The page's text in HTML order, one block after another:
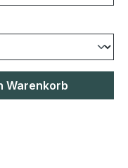
Warenkorb